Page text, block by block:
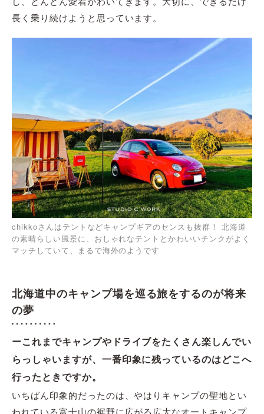
長く乗り続けようと思っています。
chikkoさんはテントなどキャンプギアのセンスも抜群！ 北海道
の素晴らしい風景に、おしゃれなテントとかわいいチンクがよく
マッチしていて、まるで海外のようです
北海道中のキャンプ場を巡る旅をするのが将来
の夢
ーこれまでキャンプやドライブをたくさん楽しんでい
らっしゃいますが、一番印象に残っているのはどこへ
行ったときですか。
いちばん印象的だったのは、やはりキャンプの聖地とい
われている富士山の裾野に広がる広大なオートキャンプ